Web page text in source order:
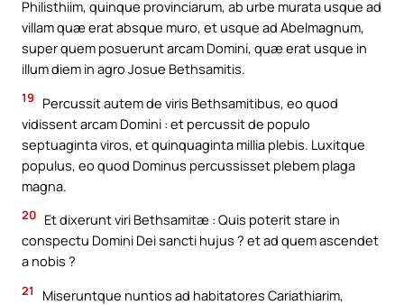
Philisthiim, quinque provinciarum, ab urbe murata usque ad
villam quæ erat absque muro, et usque ad Abelmagnum,
super quem posuerunt arcam Domini, quæ erat usque in
illum diem in agro Josue Bethsamitis.
19
Percussit autem de viris Bethsamitibus, eo quod
vidissent arcam Domini : et percussit de populo
septuaginta viros, et quinquaginta millia plebis. Luxitque
populus, eo quod Dominus percussisset plebem plaga
magna.
20 Et dixerunt viri Bethsamitæ : Quis poterit stare in
conspectu Domini Dei sancti hujus ? et ad quem ascendet
a nobis ?
21
Miseruntque nuntios ad habitatores Cariathiarim,